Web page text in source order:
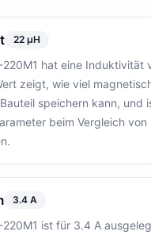
22 µH
220M1 hat eine Induktivität
zeigt, wie viel
speichern kann, und
beim Vergleich von
3.4 A
220M1 ist für 3.4 A